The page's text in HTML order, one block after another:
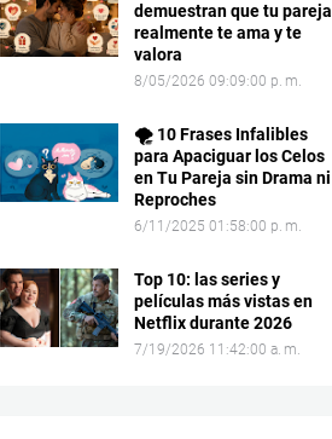
demuestran que tu pareja
realmente te ama y te
valora
8/05/2026 09:09:00 p. m.
🌪️ 10 Frases Infalibles
para Apaciguar los Celos
en Tu Pareja sin Drama ni
Reproches
6/11/2025 01:58:00 p. m.
Top 10: las series y
películas más vistas en
Netflix durante 2026
7/19/2026 11:42:00 a. m.